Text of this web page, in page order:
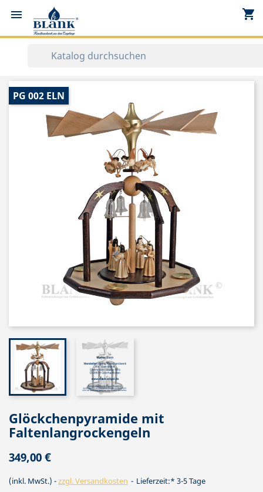
 shopping_cart
PG 002 ELN
Glöckchenpyramide mit
Faltenlangrockengeln
349,00 €
(inkl. MwSt.) zzgl. Versandkosten Lieferzeit:* 3-5 Tage